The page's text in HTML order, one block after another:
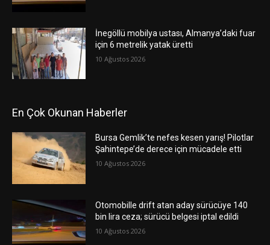
İnegöllü mobilya ustası, Almanya’daki fuar
için 6 metrelik yatak üretti
10 Ağustos 2026
En Çok Okunan Haberler
Bursa Gemlik’te nefes kesen yarış! Pilotlar
Şahintepe’de derece için mücadele etti
10 Ağustos 2026
Otomobille drift atan aday sürücüye 140
bin lira ceza; sürücü belgesi iptal edildi
10 Ağustos 2026